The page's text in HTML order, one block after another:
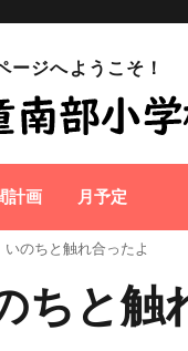
ジへようこそ！
計画 月予定
いのちと触れ合ったよ
ちと触